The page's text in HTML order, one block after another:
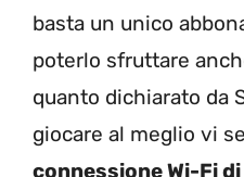
basta un unico
poterlo sfruttare
quanto dichiarato da
giocare al meglio vi
connessione Wi-Fi